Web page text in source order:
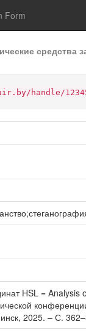
Form
handle/
HSL =
2025. – С.